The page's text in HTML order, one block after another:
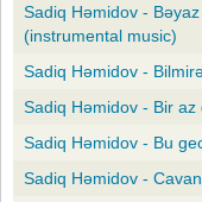
Sadiq Həmidov -
(instrumental music)
Sadiq Həmidov -
Sadiq Həmidov - Bir az
Sadiq Həmidov - Bu
Sadiq Həmidov -